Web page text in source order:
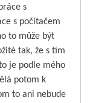
s
s počítačem
to může být
tak, že s tím
je podle mého
potom k
to ani nebude